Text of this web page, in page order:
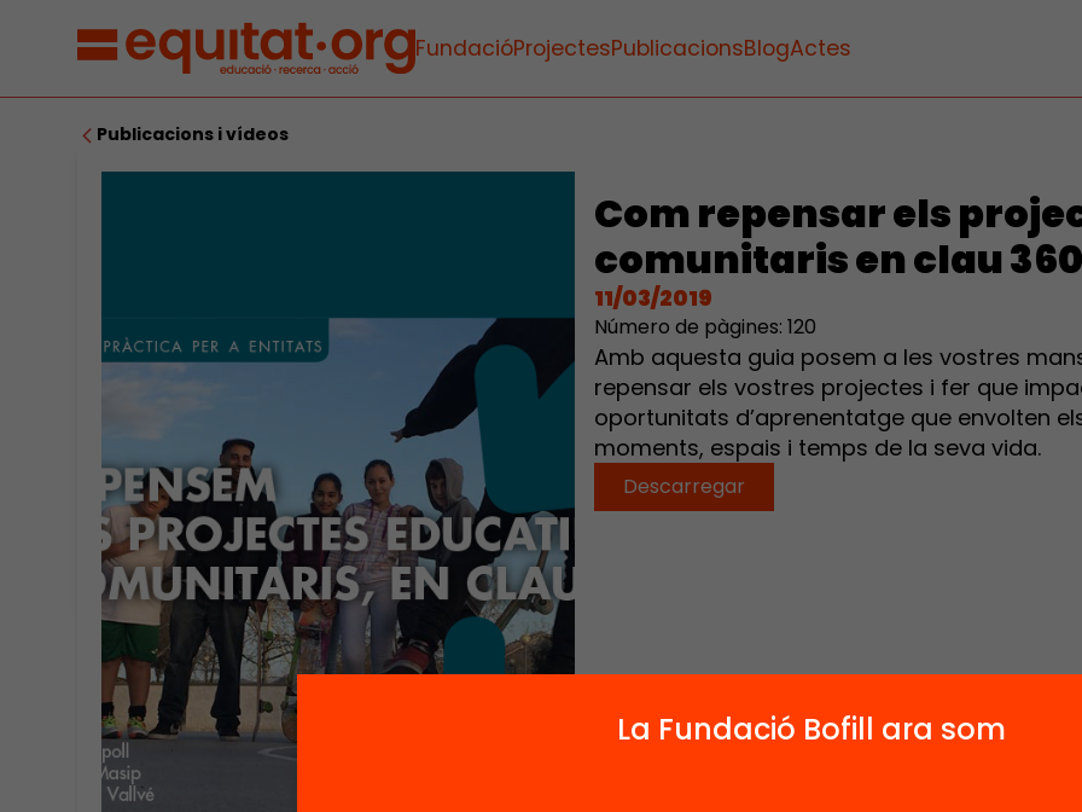
FundacióProjectesPublicacionsBlogActes
Publicacions i vídeos
Com repensar els
comunitaris en clau 360
11/03/2019
Número de pàgines: 120
Amb aquesta guia posem a les vostres
repensar els vostres projectes i fer que
oportunitats d’aprenentatge que envolten
moments, espais i temps de la seva vida.
Descarregar
La Fundació Bofill ara som